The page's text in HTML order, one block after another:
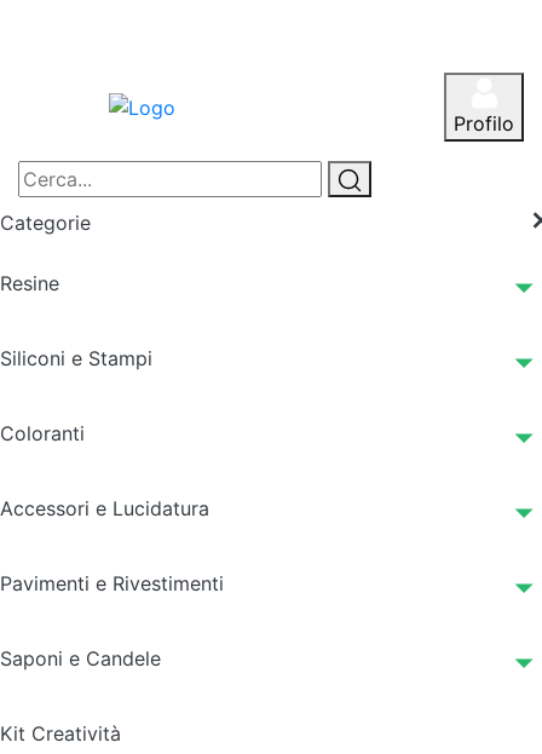
Profilo
Categorie
Resine
Siliconi e Stampi
Coloranti
Accessori e Lucidatura
Pavimenti e Rivestimenti
Saponi e Candele
Kit Creatività